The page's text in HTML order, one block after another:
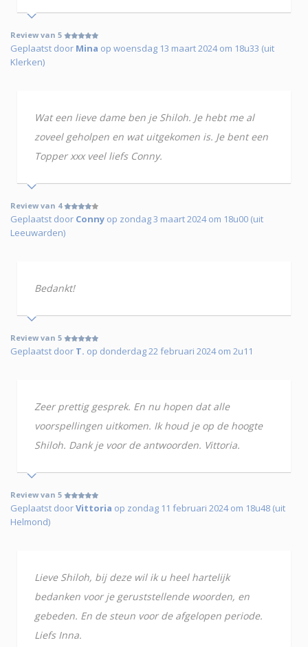
Review van 5
Geplaatst door Mina op woensdag 13 maart 2024 om 18u33 (uit
Klerken)
Wat een lieve dame ben je Shiloh. Je hebt me al
zoveel geholpen en wat uitgekomen is. Je bent een
Topper xxx veel liefs Conny.
Review van 4
Geplaatst door Conny op zondag 3 maart 2024 om 18u00 (uit
Leeuwarden)
Bedankt!
Review van 5
Geplaatst door T. op donderdag 22 februari 2024 om 2u11
Zeer prettig gesprek. En nu hopen dat alle
voorspellingen uitkomen. Ik houd je op de hoogte
Shiloh. Dank je voor de antwoorden. Vittoria.
Review van 5
Geplaatst doorVittoria op zondag 11 februari 2024 om 18u48 (uit
Helmond)
Lieve Shiloh, bij deze wil ik u heel hartelijk
bedanken voor je geruststellende woorden, en
gebeden. En de steun voor de afgelopen periode.
Liefs Inna.